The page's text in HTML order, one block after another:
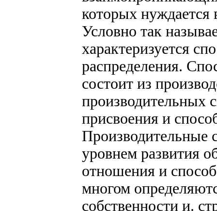
которых нуждается
Условно так
характеризуется
распределения.
состоит из
производительных
присвоения и
Производительные
уровнем развития
отношения и
многом
собственности и.